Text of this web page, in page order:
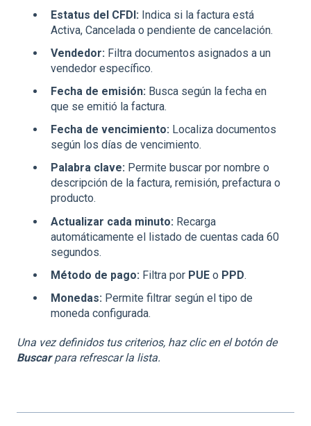
Estatus del CFDI: Indica si la factura está
Activa, Cancelada o pendiente de cancelación.
Vendedor: Filtra documentos asignados a un
vendedor específico.
Fecha de emisión: Busca según la fecha en
que se emitió la factura.
Fecha de vencimiento: Localiza documentos
según los días de vencimiento.
Palabra clave: Permite buscar por nombre o
descripción de la factura, remisión, prefactura o
producto.
Actualizar cada minuto: Recarga
automáticamente el listado de cuentas cada 60
segundos.
Método de pago: Filtra por PUE o PPD.
Monedas: Permite filtrar según el tipo de
moneda configurada.
Una vez definidos tus criterios, haz clic en el botón de
Buscarpara refrescar la lista.